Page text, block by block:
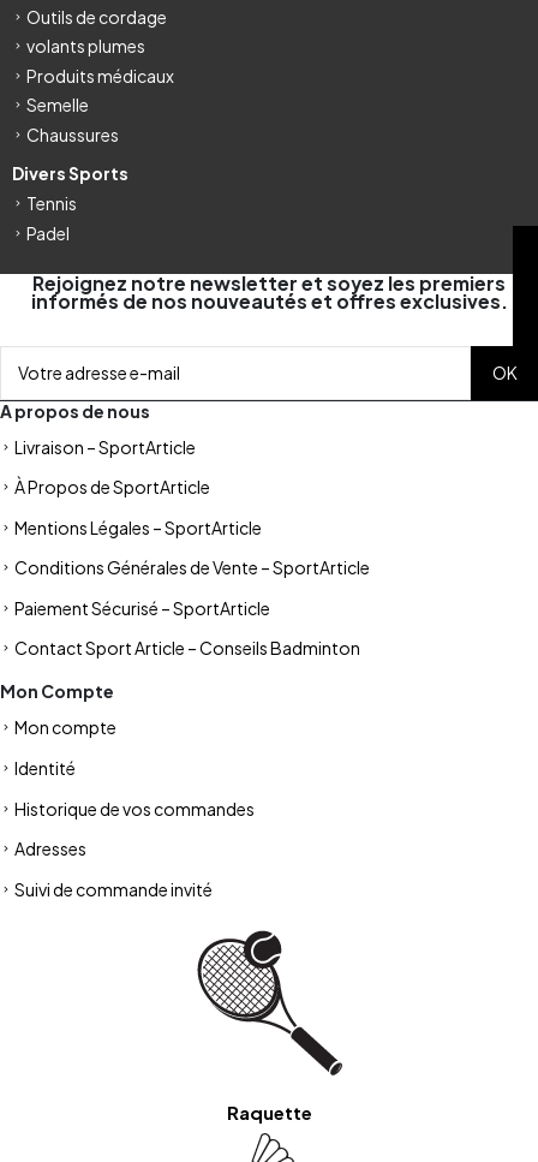
Outils de cordage
volants plumes
Produits médicaux
Semelle
Chaussures
Divers Sports
Tennis
Padel
Rejoignez notre newsletter et soyez les premiers
informés de nos nouveautés et offres exclusives.
A propos de nous
Livraison – SportArticle
À Propos de SportArticle
Mentions Légales – SportArticle
Conditions Générales de Vente – SportArticle
Paiement Sécurisé – SportArticle
Contact Sport Article – Conseils Badminton
Mon Compte
Mon compte
Identité
Historique de vos commandes
Adresses
Suivi de commande invité
Raquette